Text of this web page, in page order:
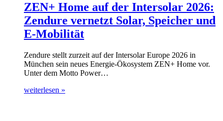
ZEN+ Home auf der Intersolar 2026:
Zendure vernetzt Solar, Speicher und
E-Mobilität
Zendure stellt zurzeit auf der Intersolar Europe 2026 in
München sein neues Energie-Ökosystem ZEN+ Home vor.
Unter dem Motto Power…
weiterlesen »